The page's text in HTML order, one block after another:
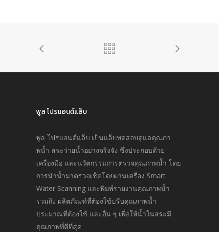
พูล โปรแอนด์แล็บ
พูล โปรแอนด์แล็บ เป็นแล็บทดสอบดูแลคุณภา
พนํ้า สระว่ายนํ้าอย่างจริงจัง ซึ่งประกอบด้วย
เครื่องมือ และนวัตกรรมการตรวจคุณภาพนํ้า โดย
การนำนํ้ามาตรวจเช็คโดยผ่านเครื่อง Smart
Water Scanning และพิมพ์รายงานคุณภาพนํ้า
รวมถึง ผลิตภัณฑ์ที่ต้องใช้ปรับคุณภาพนํ้า
ประมาณที่ต้องใช้ และอื่น ๆ เพื่อให้นํ้าในสระมี
คุณภาพที่ดีที่สุด